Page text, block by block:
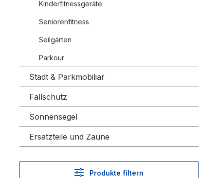
Kinderfitnessgeräte
Seniorenfitness
Seilgärten
Parkour
Stadt & Parkmobiliar
Fallschutz
Sonnensegel
Ersatzteile und Zäune
Produkte filtern